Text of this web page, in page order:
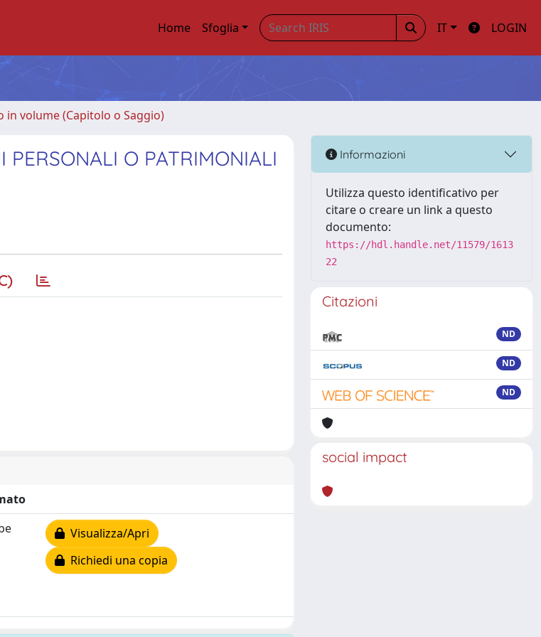
Home Sfoglia IT LOGIN
in volume (Capitolo o Saggio)
PERSONALI O PATRIMONIALI
Visualizza/Apri
Richiedi una copia
Informazioni
Utilizza questo identificativo per
citare o creare un link a questo
documento:
https://hdl.handle.net/11579/1613
22
Citazioni
ND
ND
ND
social impact